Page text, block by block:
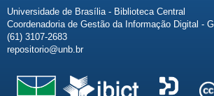
Universidade de Brasília - Biblioteca Central
Coordenadoria de Gestão da Informação Digital -
(61) 3107-2683
repositorio@unb.br